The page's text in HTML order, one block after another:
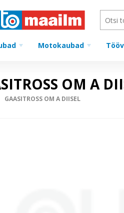
Motokaubad
OM A
GAASITROSS OM A DIISEL